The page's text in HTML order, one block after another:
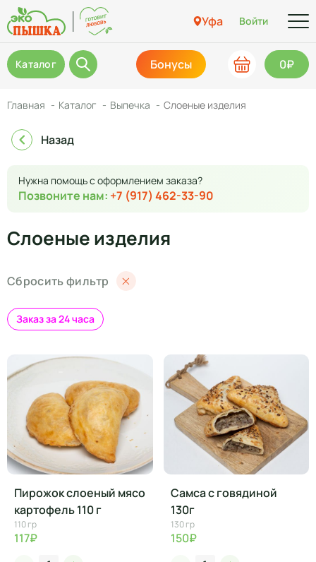
Уфа Войти
Каталог Бонусы 0₽
Главная Каталог Выпечка Слоеные изделия
Назад
Нужна помощь с оформлением заказа?
Позвоните нам: +7 (917) 462-33-90
Слоеные изделия
Заказ за 24 часа
Сбросить фильтр
Пирожок слоеный мясо
картофель 110 г
110 гр
117₽
Самса с говядиной
130г
130 гр
150₽